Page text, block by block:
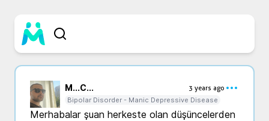
M...C...
3 years ago
Bipolar Disorder - Manic Depressive Disease
Merhabalar şuan herkeste olan düşüncelerden